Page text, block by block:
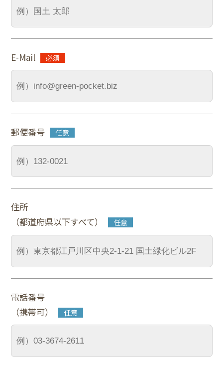
E-Mail
郵便番号
住所
（都道府県以下すべて）
電話番号
（携帯可）